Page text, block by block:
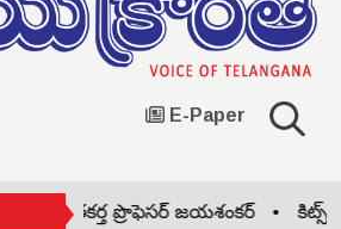
E-Paper
ప్రొఫెసర్ జయశంకర్ •కిట్స్